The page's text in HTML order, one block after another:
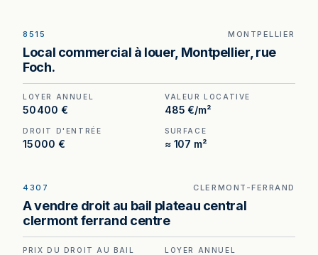
Local commercial à louer rue Foch, Montpellier —
107 m² dans un environnement de boutiques haut
de gamme.
8515 MONTPELLIER
Local commercial à louer, Montpellier, rue
Foch.
LOYER ANNUEL
50 400 €
VALEUR LOCATIVE
485 €/m²
DROIT D'ENTRÉE
15 000 €
SURFACE
≈ 107 m²
Droit au bail à céder sur le Plateau Central de
Clermont-Ferrand — emplacement piéton rare,
local de 50 m² entièrement refait.
4307 CLERMONT-FERRAND
A vendre droit au bail plateau central
clermont ferrand centre
PRIX DU DROIT AU BAIL LOYER ANNUEL